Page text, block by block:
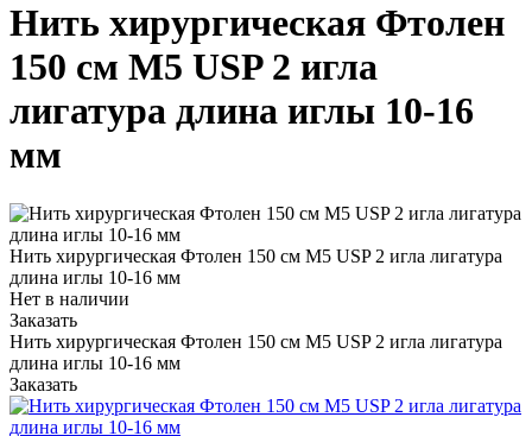
Нить хирургическая Фтолен
150 см М5 USP 2 игла
лигатура длина иглы 10-16
мм
Нить хирургическая Фтолен 150 см М5 USP 2 игла лигатура
длина иглы 10-16 мм
Нет в наличии
Заказать
Нить хирургическая Фтолен 150 см М5 USP 2 игла лигатура
длина иглы 10-16 мм
Заказать